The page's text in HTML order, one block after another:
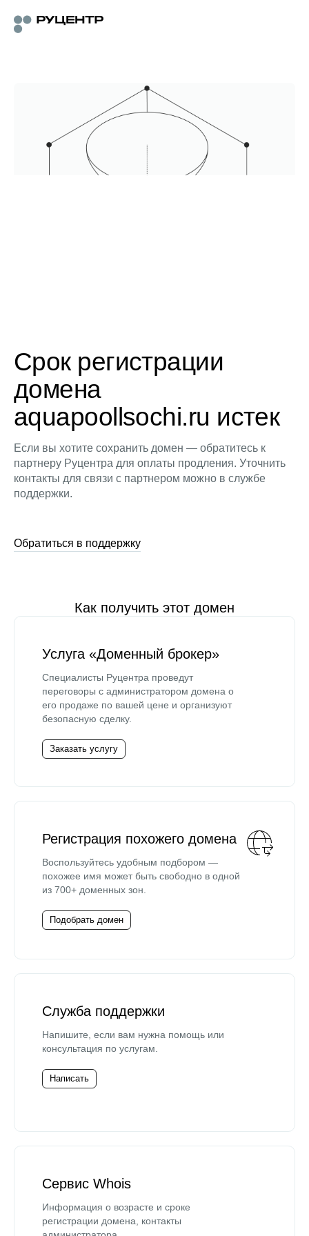
Срок регистрации
домена
aquapoollsochi.ru истек
Если вы хотите сохранить домен — обратитесь к
партнеру Руцентра для оплаты продления. Уточнить
контакты для связи с партнером можно в службе
поддержки.
Обратиться в поддержку
Как получить этот домен
Услуга «Доменный брокер»
Специалисты Руцентра проведут
переговоры с администратором домена о
его продаже по вашей цене и организуют
безопасную сделку.
Заказать услугу
Регистрация похожего домена
Воспользуйтесь удобным подбором —
похожее имя может быть свободно в одной
из 700+ доменных зон.
Подобрать домен
Служба поддержки
Напишите, если вам нужна помощь или
консультация по услугам.
Написать
Сервис Whois
Информация о возрасте и сроке
регистрации домена, контакты